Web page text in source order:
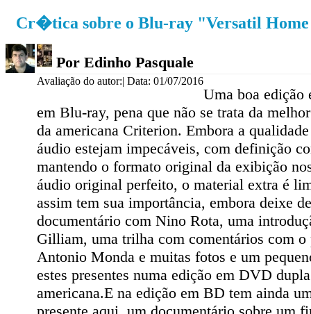
Cr�tica sobre o Blu-ray "Versatil
Por Edinho Pasquale
Avaliação do autor:| Data: 01/07/2016
Uma boa edição
em Blu-ray, pena que não se trata da
da americana Criterion. Embora a
áudio estejam impecáveis, com definição
mantendo o formato original da exibição
áudio original perfeito, o material extra é
assim tem sua importância, embora deixe
documentário com Nino Rota, uma
Gilliam, uma trilha com comentários com
Antonio Monda e muitas fotos e um
estes presentes numa edição em DVD
americana.E na edição em BD tem ainda